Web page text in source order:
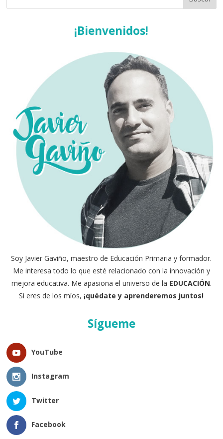
¡Bienvenidos!
Soy Javier Gaviño, maestro de Educación Primaria y formador.
Me interesa todo lo que esté relacionado con la innovación y
mejora educativa. Me apasiona el universo de la EDUCACIÓN.
Si eres de los míos, ¡quédate y aprenderemos juntos!
Sígueme
YouTube
Instagram
Twitter
Facebook